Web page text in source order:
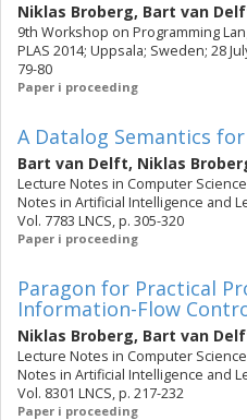
Niklas Broberg, Bart van
9th Workshop on Programming
PLAS 2014; Uppsala; Sweden; 28
79-80
Paper i proceeding
A Datalog Semantics
Bart van Delft, Niklas
Lecture Notes in Computer
Notes in Artificial Intelligence and
Vol. 7783 LNCS, p. 305-320
Paper i proceeding
Paragon for Practical
Information-Flow
Niklas Broberg, Bart van
Lecture Notes in Computer
Notes in Artificial Intelligence and
Vol. 8301 LNCS, p. 217-232
Paper i proceeding